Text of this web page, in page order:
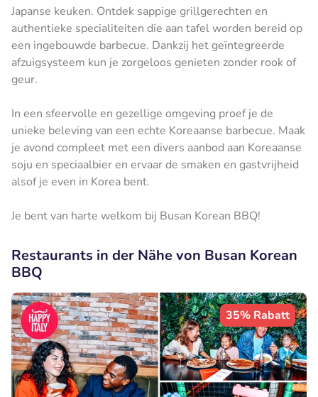
Japanse keuken. Ontdek sappige grillgerechten en
authentieke specialiteiten die aan tafel worden bereid op
een ingebouwde barbecue. Dankzij het geïntegreerde
afzuigsysteem kun je zorgeloos genieten zonder rook of
geur.
In een sfeervolle en gezellige omgeving proef je de
unieke beleving van een echte Koreaanse barbecue. Maak
je avond compleet met een divers aanbod aan Koreaanse
soju en speciaalbier en ervaar de smaken en gastvrijheid
alsof je even in Korea bent.
Je bent van harte welkom bij Busan Korean BBQ!
Restaurants in der Nähe von Busan Korean
BBQ
35% Rabatt